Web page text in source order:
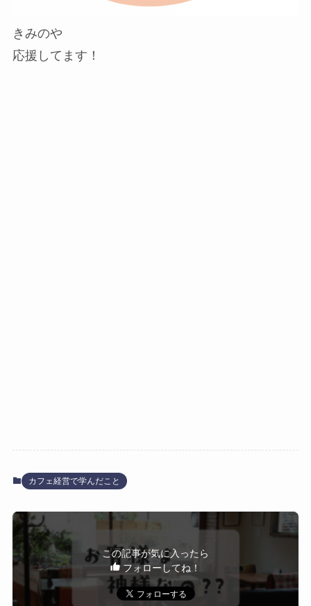
きみのや
応援してます！
カフェ経営で学んだこと
この記事が気に入ったら
フォローしてね！